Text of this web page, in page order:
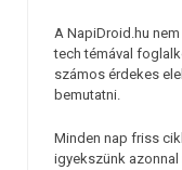
A NapiDroid.hu
tech témával
számos érdekes
bemutatni.
Minden nap friss
igyekszünk